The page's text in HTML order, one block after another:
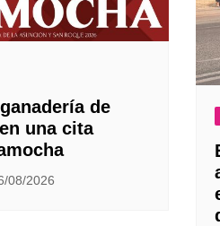
de
una cita
08/2026